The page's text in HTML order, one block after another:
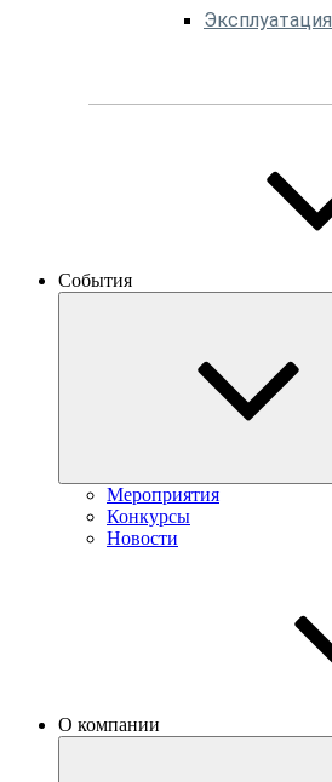
Эксплуатация
События
Мероприятия
Конкурсы
Новости
О компании